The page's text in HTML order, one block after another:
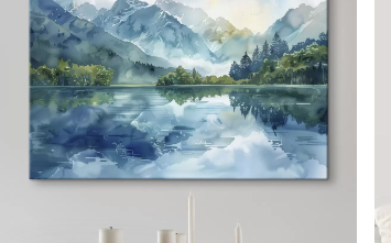
✗Suprafață tip pânză
✗Material ecologic
✓
✗